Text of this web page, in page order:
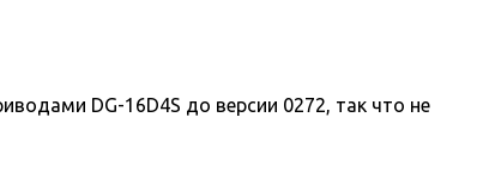
DG-16D4S до версии 0272, так что не